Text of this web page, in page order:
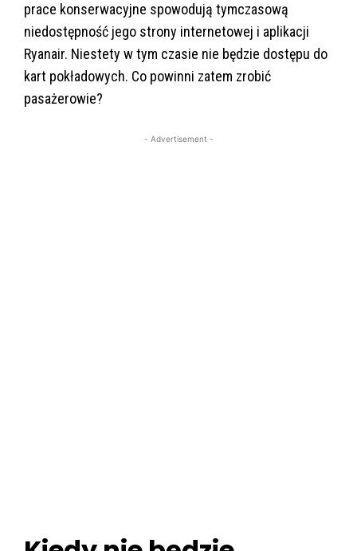
prace konserwacyjne spowodują tymczasową
niedostępność jego strony internetowej i aplikacji
Ryanair. Niestety w tym czasie nie będzie dostępu do
kart pokładowych. Co powinni zatem zrobić
pasażerowie?
- Advertisement -